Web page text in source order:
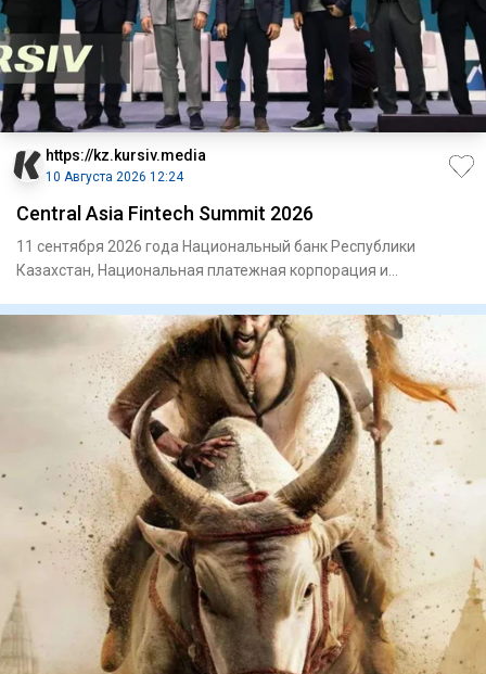
https://kz.kursiv.media
10 Августа 2026 12:24
Central Asia Fintech Summit 2026
11 сентября 2026 года Национальный банк Республики
Казахстан, Национальная платежная корпорация и